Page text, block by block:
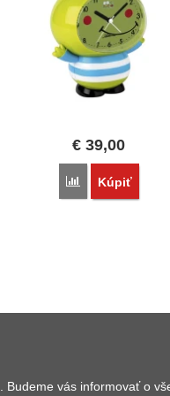
€ 39,00
Porovnať
Kúpiť
. Budeme vás informovať o